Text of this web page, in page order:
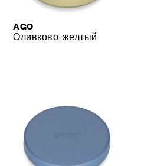
AGO
Оливково-желтый